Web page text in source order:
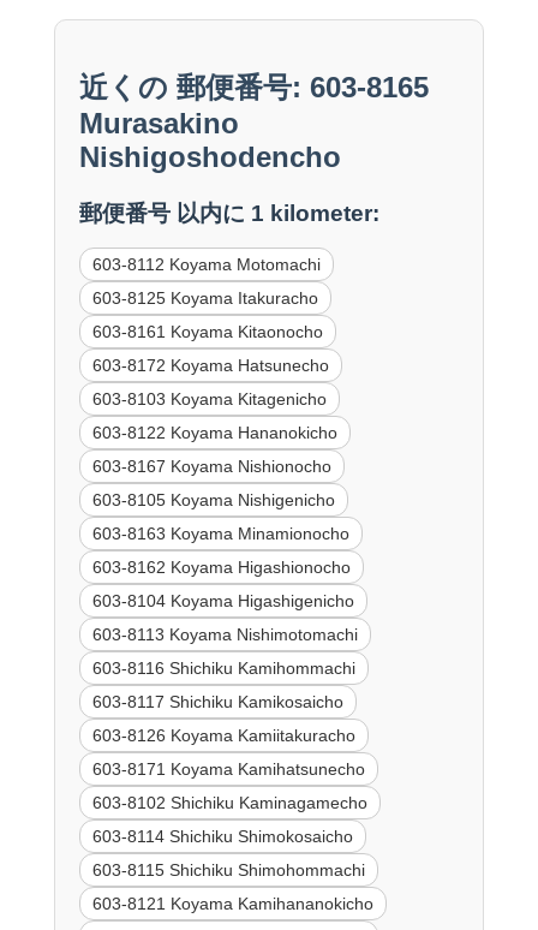
近くの 郵便番号: 603-8165
Murasakino
Nishigoshodencho
郵便番号 以内に 1 kilometer:
603-8112 Koyama Motomachi
603-8125 Koyama Itakuracho
603-8161 Koyama Kitaonocho
603-8172 Koyama Hatsunecho
603-8103 Koyama Kitagenicho
603-8122 Koyama Hananokicho
603-8167 Koyama Nishionocho
603-8105 Koyama Nishigenicho
603-8163 Koyama Minamionocho
603-8162 Koyama Higashionocho
603-8104 Koyama Higashigenicho
603-8113 Koyama Nishimotomachi
603-8116 Shichiku Kamihommachi
603-8117 Shichiku Kamikosaicho
603-8126 Koyama Kamiitakuracho
603-8171 Koyama Kamihatsunecho
603-8102 Shichiku Kaminagamecho
603-8114 Shichiku Shimokosaicho
603-8115 Shichiku Shimohommachi
603-8121 Koyama Kamihananokicho